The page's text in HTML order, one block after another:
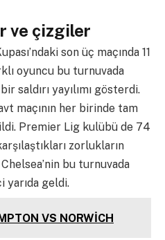
ve çizgiler
son üç maçında 11
oyuncu bu turnuvada
saldırı yayılımı gösterdi.
maçının her birinde tam
Premier Lig kulübü de 74
zorlukların
bu turnuvada
yarıda geldi.
VS NORWİCH